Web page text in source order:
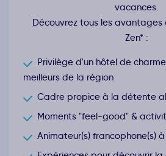
vacances.
Découvrez tous les
Zen* :
Privilège d'un hôtel de
meilleurs de la région
Cadre propice à la détente
Moments "feel-good" &
Animateur(s) francophone(s)